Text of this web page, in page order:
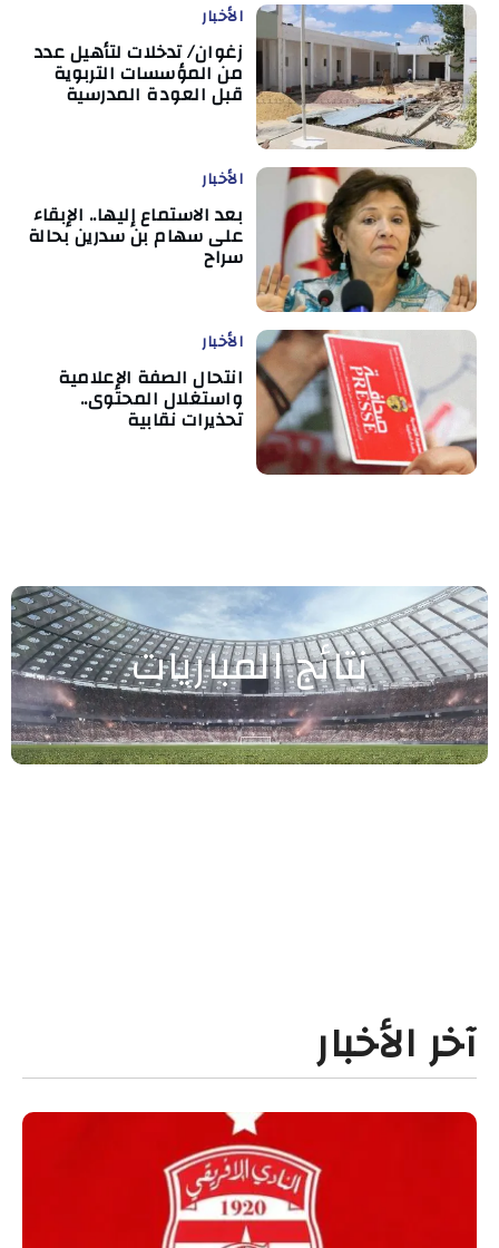
الأخبار
زغوان/ تدخلات لتأهيل عدد
من المؤسسات التربوية
قبل العودة المدرسية
الأخبار
بعد الاستماع إليها.. الإبقاء
على سهام بن سدرين بحالة
سراح
الأخبار
انتحال الصفة الإعلامية
واستغلال المحتوى..
تحذيرات نقابية
نتائج المباريات
آخر الأخبار